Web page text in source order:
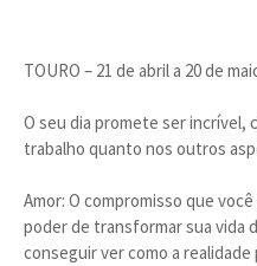
TOURO – 21 de abril a 20 de
O seu dia promete ser incrível,
trabalho quanto nos outros
Amor: O compromisso que
poder de transformar sua vida
conseguir ver como a